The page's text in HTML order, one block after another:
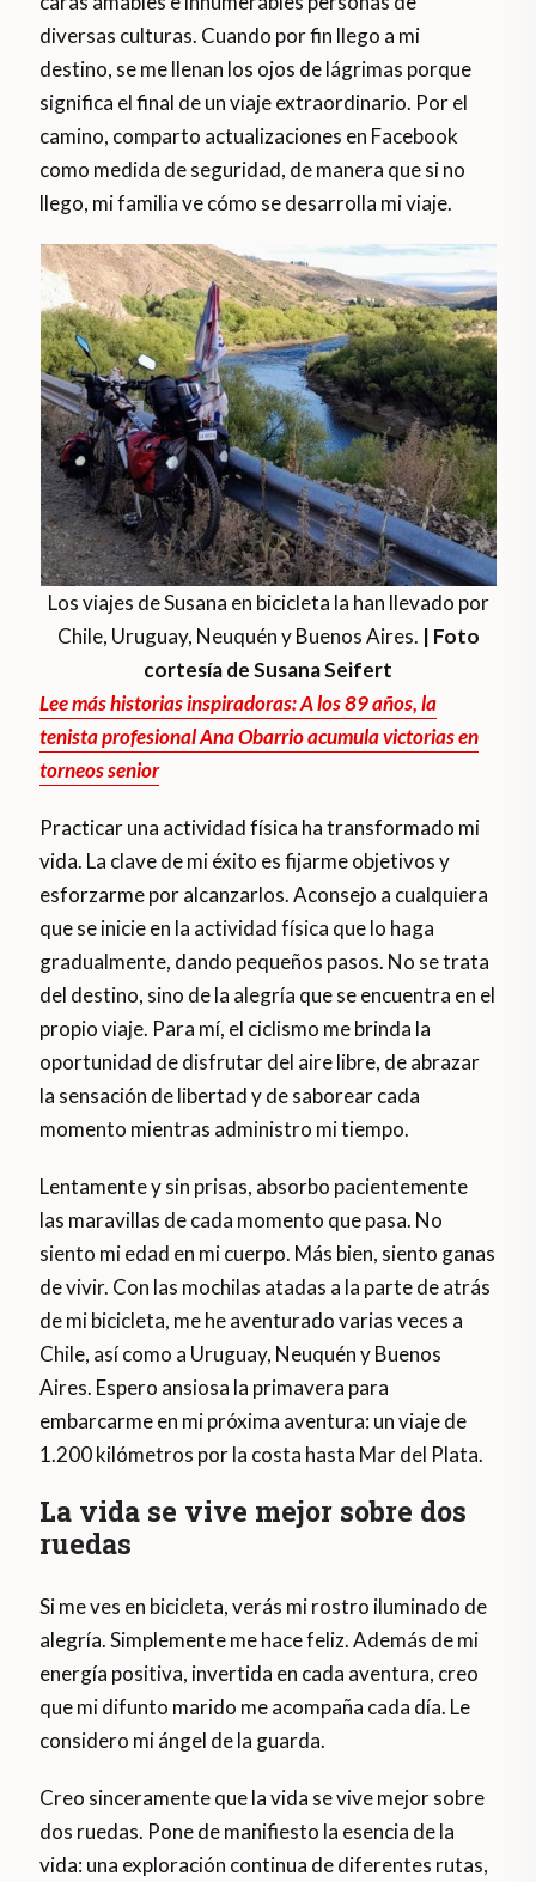
diversas culturas. Cuando por fin llego a mi
destino, se me llenan los ojos de lágrimas porque
significa el final de un viaje extraordinario. Por el
camino, comparto actualizaciones en Facebook
como medida de seguridad, de manera que si no
llego, mi familia ve cómo se desarrolla mi viaje.
Los viajes de Susana en bicicleta la han llevado por
Chile, Uruguay, Neuquén y Buenos Aires. | Foto
cortesía de Susana Seifert
Lee más historias inspiradoras: A los 89 años, la
tenista profesional Ana Obarrio acumula victorias en
torneos senior
Practicar una actividad física ha transformado mi
vida. La clave de mi éxito es fijarme objetivos y
esforzarme por alcanzarlos. Aconsejo a cualquiera
que se inicie en la actividad física que lo haga
gradualmente, dando pequeños pasos. No se trata
del destino, sino de la alegría que se encuentra en el
propio viaje. Para mí, el ciclismo me brinda la
oportunidad de disfrutar del aire libre, de abrazar
la sensación de libertad y de saborear cada
momento mientras administro mi tiempo.
Lentamente y sin prisas, absorbo pacientemente
las maravillas de cada momento que pasa. No
siento mi edad en mi cuerpo. Más bien, siento ganas
de vivir. Con las mochilas atadas a la parte de atrás
de mi bicicleta, me he aventurado varias veces a
Chile, así como a Uruguay, Neuquén y Buenos
Aires. Espero ansiosa la primavera para
embarcarme en mi próxima aventura: un viaje de
1.200 kilómetros por la costa hasta Mar del Plata.
La vida se vive mejor sobre dos
ruedas
Si me ves en bicicleta, verás mi rostro iluminado de
alegría. Simplemente me hace feliz. Además de mi
energía positiva, invertida en cada aventura, creo
que mi difunto marido me acompaña cada día. Le
considero mi ángel de la guarda.
Creo sinceramente que la vida se vive mejor sobre
dos ruedas. Pone de manifiesto la esencia de la
vida: una exploración continua de diferentes rutas,